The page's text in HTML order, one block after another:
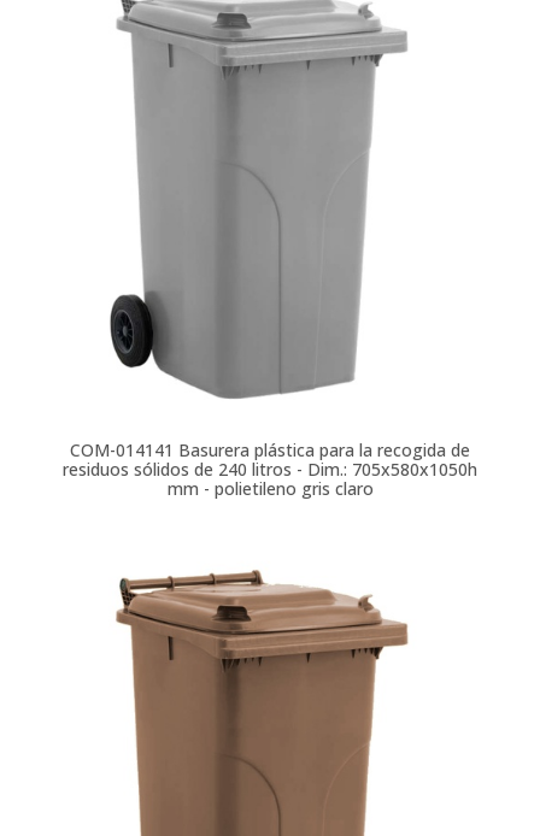
COM-014141 Basurera plástica para la recogida de
residuos sólidos de 240 litros - Dim.: 705x580x1050h
mm - polietileno gris claro